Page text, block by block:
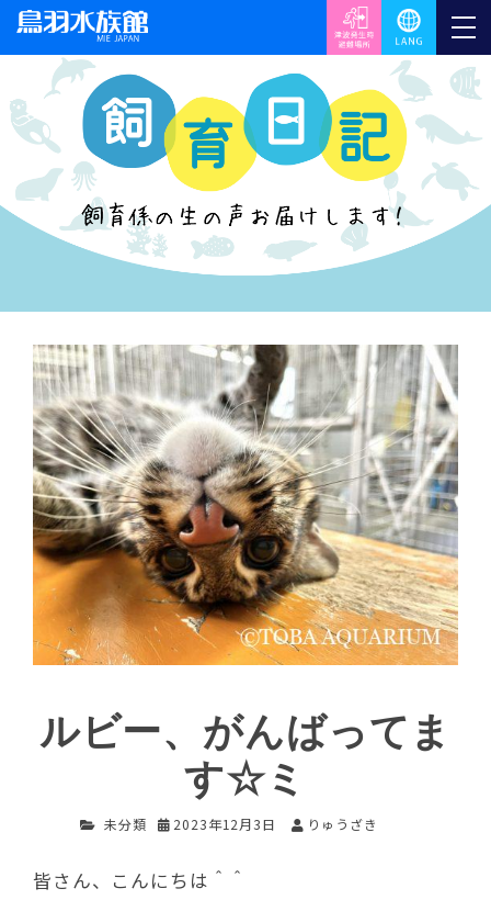
ルビー、がんばってま
す☆ミ
未分類 2023年12月3日 りゅうざき
皆さん、こんにちは＾＾